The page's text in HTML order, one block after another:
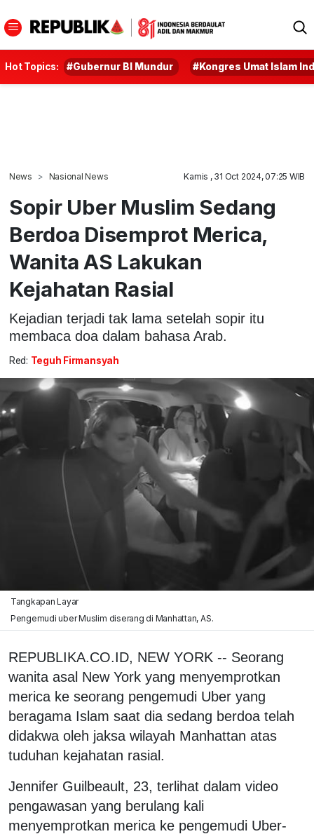
Hot Topics: #Gubernur BI Mundur #Kongres Umat Islam
News Nasional News Kamis , 31 Oct 2024, 07:25 WIB
Sopir Uber Muslim Sedang
Berdoa Disemprot Merica,
Wanita AS Lakukan
Kejahatan Rasial
Kejadian terjadi tak lama setelah sopir itu
membaca doa dalam bahasa Arab.
Red: Teguh Firmansyah
Tangkapan Layar
Pengemudi uber Muslim diserang di Manhattan, AS.
REPUBLIKA.CO.ID, NEW YORK -- Seorang
wanita asal New York yang menyemprotkan
merica ke seorang pengemudi Uber yang
beragama Islam saat dia sedang berdoa telah
didakwa oleh jaksa wilayah Manhattan atas
tuduhan kejahatan rasial.
Jennifer Guilbeault, 23, terlihat dalam video
pengawasan yang berulang kali
menyemprotkan merica ke pengemudi Uber-